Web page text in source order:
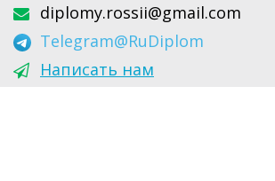
diplomy.rossii@gmail.com
Telegram@RuDiplom
Написать нам